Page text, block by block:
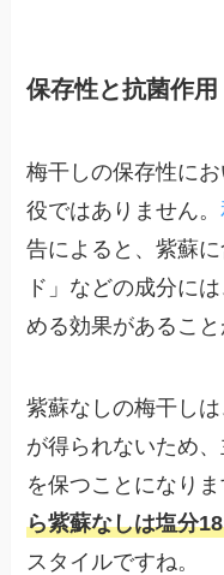
保存性と抗菌作用
梅干しの保存性に
役ではありません。
告によると、紫蘇
ド」などの成分に
める効果があること
紫蘇なしの梅干し
が得られないため
を保つことになり
ら紫蘇なしは塩分
スタイルですね。